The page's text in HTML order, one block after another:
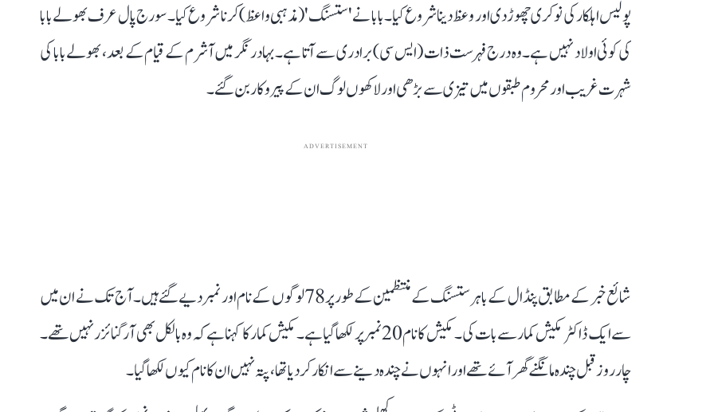
پولیس اہلکار کی نوکری چھوڑ دی اور وعظ دینا شروع کیا۔ بابا نے 'ستسنگ' (مذہبی واعظ) کرنا شروع کیا۔ سورج پال عرف بھولے بابا
کی کوئی اولاد نہیں ہے۔ وہ درج فہرست ذات (ایس سی )برادری سے آتا ہے۔ بہادر نگر میں آشرم کے قیام کے بعد، بھولے بابا کی
شہرت غریب اور محروم طبقوں میں تیزی سے بڑھی اور لاکھوں لوگ ان کے پیروکار بن گئے۔
ADVERTISEMENT
شائع خبر کے مطابق پنڈال کے باہر ستسنگ کے منتظمین کے طور پر 78 لوگوں کے نام اور نمبر دیے گئے ہیں۔آج تک نے ان میں
سے ایک ڈاکٹر مکیش کمار سے بات کی۔ مکیش کا نام 20 نمبر پر لکھا گیا ہے۔ مکیش کمار کا کہنا ہے کہ وہ بالکل بھی آرگنائزر نہیں تھے۔
چار روز قبل چندہ مانگنے گھر آئے تھے اور انہوں نےچندہ دینے سے انکار کر دیا تھا ،پتہ نہیں ان کا نام کیوں لکھا گیا۔